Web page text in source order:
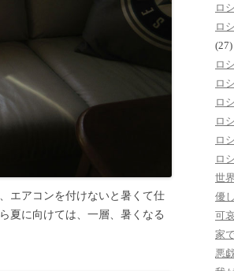
エアコンを付けないと暑くて仕
夏に向けては、一層、暑くなる
ロ
ロ
(27)
ロ
ロ
ロ
ロ
ロ
ロ
世
優
可
家
悪